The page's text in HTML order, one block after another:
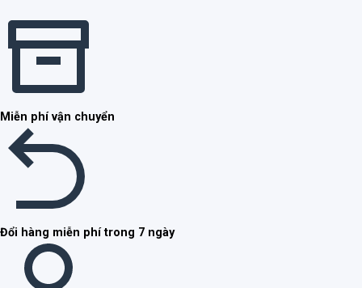
Miễn phí vận chuyển
Đổi hàng miễn phí trong 7 ngày